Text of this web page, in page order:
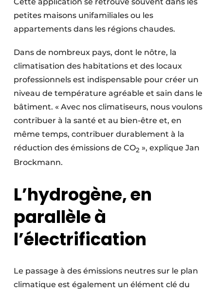
petites maisons unifamiliales ou les
appartements dans les régions chaudes.
Dans de nombreux pays, dont le nôtre, la
climatisation des habitations et des locaux
professionnels est indispensable pour créer un
niveau de température agréable et sain dans le
bâtiment. « Avec nos climatiseurs, nous voulons
contribuer à la santé et au bien-être et, en
même temps, contribuer durablement à la
réduction des émissions de CO2 », explique Jan
Brockmann.
L’hydrogène, en
parallèle à
l’électrification
Le passage à des émissions neutres sur le plan
climatique est également un élément clé du